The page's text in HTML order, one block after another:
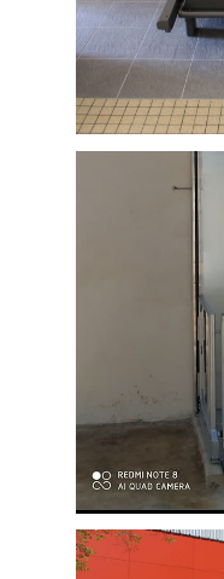
Mise en
communale
Mazamet
Plateforme